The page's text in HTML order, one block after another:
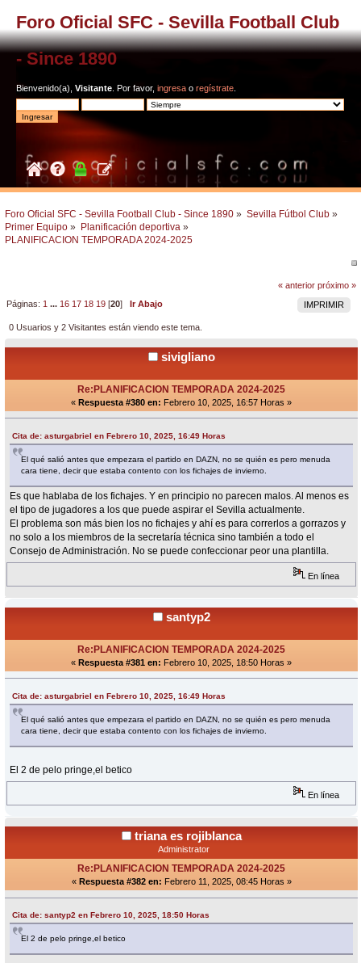
Foro Oficial SFC - Sevilla Football Club
- Since 1890
Bienvenido(a), Visitante . Por favor, ingresa o regístrate
Foro Oficial SFC - Sevilla Football Club - Since 1890 » Sevilla Fútbol Club »
Primer Equipo » Planificación deportiva »
PLANIFICACION TEMPORADA 2024-2025
« anterior próximo »
IMPRIMIR
Páginas: 1 ... 16 17 18 19 [20]Ir Abajo
0 Usuarios y 2 Visitantes están viendo este tema.
sivigliano
Re:PLANIFICACION TEMPORADA 2024-2025
« Respuesta #380 en: Febrero 10, 2025, 16:57 Horas »
Cita de: asturgabriel en Febrero 10, 2025, 16:49 Horas
El qué salió antes que empezara el partido en DAZN, no se quién es pero menuda
cara tiene, decir que estaba contento con los fichajes de invierno.
Es que hablaba de los fichajes. Y en principio no parecen malos. Al menos es
el tipo de jugadores a los que puede aspirar el Sevilla actualmente.
El problema son más bien los no fichajes y ahí es para correrlos a gorrazos y
no solo a los miembros de la secretaría técnica sino también a todo el
Consejo de Administración. No se puede confeccionar peor una plantilla.
En línea
santyp2
Re:PLANIFICACION TEMPORADA 2024-2025
« Respuesta #381 en: Febrero 10, 2025, 18:50 Horas »
Cita de: asturgabriel en Febrero 10, 2025, 16:49 Horas
El qué salió antes que empezara el partido en DAZN, no se quién es pero menuda
cara tiene, decir que estaba contento con los fichajes de invierno.
El 2 de pelo pringe,el betico
En línea
triana es rojiblanca
Administrator
Re:PLANIFICACION TEMPORADA 2024-2025
« Respuesta #382 en: Febrero 11, 2025, 08:45 Horas »
Cita de: santyp2 en Febrero 10, 2025, 18:50 Horas
El 2 de pelo pringe,el betico